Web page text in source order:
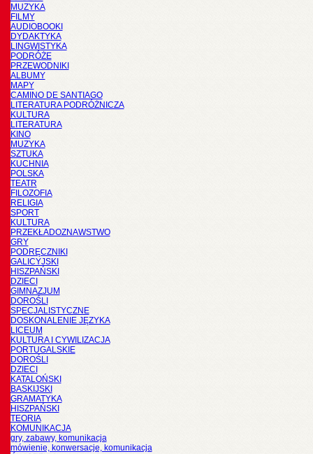
MUZYKA
FILMY
AUDIOBOOKI
DYDAKTYKA
LINGWISTYKA
PODRÓŻE
PRZEWODNIKI
ALBUMY
MAPY
CAMINO DE SANTIAGO
LITERATURA PODRÓŻNICZA
KULTURA
LITERATURA
KINO
MUZYKA
SZTUKA
KUCHNIA
POLSKA
TEATR
FILOZOFIA
RELIGIA
SPORT
KULTURA
PRZEKŁADOZNAWSTWO
GRY
PODRĘCZNIKI
GALICYJSKI
HISZPAŃSKI
DZIECI
GIMNAZJUM
DOROŚLI
SPECJALISTYCZNE
DOSKONALENIE JĘZYKA
LICEUM
KULTURA I CYWILIZACJA
PORTUGALSKIE
DOROŚLI
DZIECI
KATALOŃSKI
BASKIJSKI
GRAMATYKA
HISZPAŃSKI
TEORIA
KOMUNIKACJA
gry, zabawy, komunikacja
mówienie, konwersacje, komunikacja